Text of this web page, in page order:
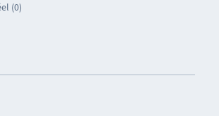
(0)